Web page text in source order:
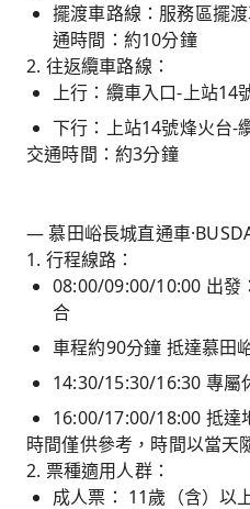
擺渡車路線：服務區擺
通時間：約10分鐘
2. 往返纜車路線：
上行：纜車入口-上站14
下行：上站14號烽火台-
交通時間：約3分鐘
— 慕田峪長城直通車
1. 行程線路：
08:00/09:00/10:00 出發
合
車程約90分鐘 抵達慕田
14:30/15:30/16:30 專屬
16:00/17:00/18:00 抵達
時間僅供參考，時間以當天
2. 票種適用人群：
成人票： 11歲（含）以